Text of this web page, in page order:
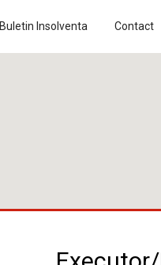
Buletin Insolventa Contact